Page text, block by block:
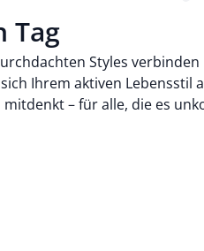
Tag
Styles
Ihrem aktiven
– für alle, die es